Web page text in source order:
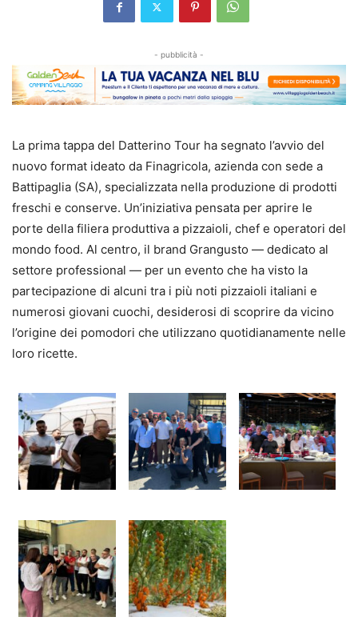
- pubblicità -
La prima tappa del Datterino Tour ha segnato l’avvio del
nuovo format ideato da Finagricola, azienda con sede a
Battipaglia (SA), specializzata nella produzione di prodotti
freschi e conserve. Un’iniziativa pensata per aprire le
porte della filiera produttiva a pizzaioli, chef e operatori del
mondo food. Al centro, il brand Grangusto — dedicato al
settore professional — per un evento che ha visto la
partecipazione di alcuni tra i più noti pizzaioli italiani e
numerosi giovani cuochi, desiderosi di scoprire da vicino
l’origine dei pomodori che utilizzano quotidianamente nelle
loro ricette.